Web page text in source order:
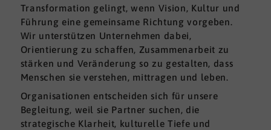
Transformation gelingt, wenn Vision, Kultur und
Führung eine gemeinsame Richtung vorgeben.
Wir unterstützen Unternehmen dabei,
Orientierung zu schaffen, Zusammenarbeit zu
stärken und Veränderung so zu gestalten, dass
Menschen sie verstehen, mittragen und leben.
Organisationen entscheiden sich für unsere
Begleitung, weil sie Partner suchen, die
strategische Klarheit, kulturelle Tiefe und